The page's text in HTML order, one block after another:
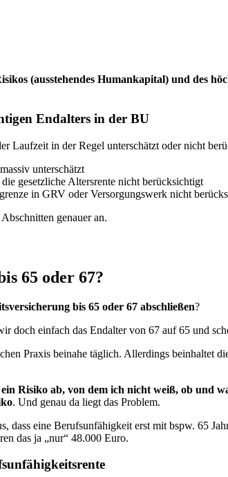
(ausstehendes Humankapital) und des
Endalters in der BU
Laufzeit in der Regel unterschätzt oder nicht
unterschätzt
gesetzliche Altersrente nicht berücksichtigt
in GRV oder Versorgungswerk nicht
genauer an.
65 oder 67?
bis 65 oder 67 abschließen?
doch einfach das Endalter von 67 auf 65 und
Praxis beinahe täglich. Allerdings beinhaltet
ein Risiko ab, von dem ich nicht weiß, ob und
. Und genau da liegt das Problem.
dass eine Berufsunfähigkeit erst mit bspw. 65
das ja „nur“ 48.000 Euro.